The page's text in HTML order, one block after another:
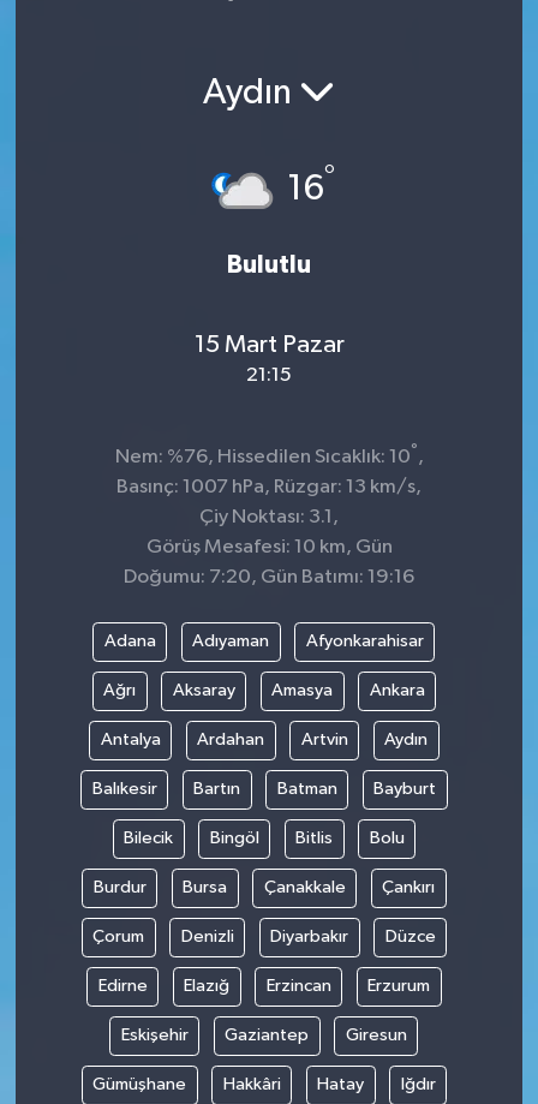
Aydın
16°
Bulutlu
15 Mart Pazar
21:15
Nem: %76, Hissedilen Sıcaklık: 10° ,
Basınç: 1007 hPa, Rüzgar: 13 km/s,
Çiy Noktası: 3.1,
Görüş Mesafesi: 10 km, Gün
Doğumu: 7:20, Gün Batımı: 19:16
Adana Adıyaman Afyonkarahisar
Ağrı Aksaray Amasya Ankara
Antalya Ardahan Artvin Aydın
Balıkesir Bartın Batman Bayburt
Bilecik Bingöl Bitlis Bolu
Burdur Bursa Çanakkale Çankırı
Çorum Denizli Diyarbakır Düzce
Edirne Elazığ Erzincan Erzurum
Eskişehir Gaziantep Giresun
Gümüşhane Hakkâri Hatay Iğdır